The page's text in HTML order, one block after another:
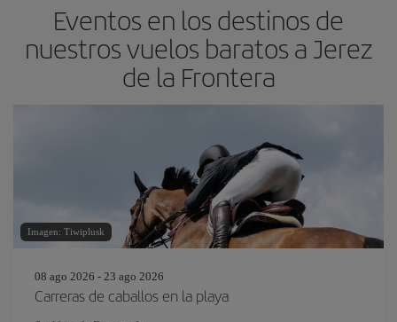
Eventos en los destinos de
nuestros vuelos baratos a Jerez
de la Frontera
Imagen: Tiwiplusk
08 ago 2026 - 23 ago 2026
Carreras de caballos en la playa